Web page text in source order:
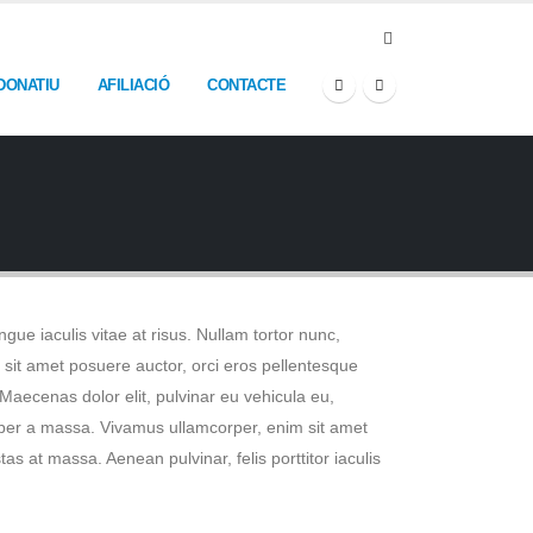
AFILIACIÓ CONTACTE
iaculis vitae at risus. Nullam tortor nunc,
amet posuere auctor, orci eros pellentesque
dolor elit, pulvinar eu vehicula eu,
a massa. Vivamus ullamcorper, enim sit amet
at massa. Aenean pulvinar, felis porttitor iaculis